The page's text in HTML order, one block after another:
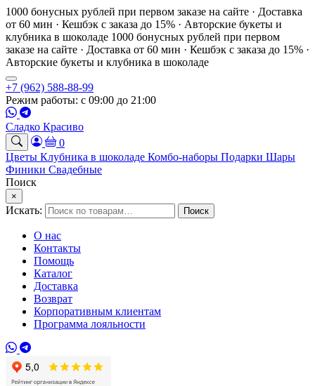
1000 бонусных рублей при первом заказе на сайте · Доставка
от 60 мин · Кешбэк с заказа до 15% · Авторские букеты и
клубника в шоколаде 1000 бонусных рублей при первом
заказе на сайте · Доставка от 60 мин · Кешбэк с заказа до 15% ·
Авторские букеты и клубника в шоколаде
+7 (962) 588-88-99
Режим работы: с 09:00 до 21:00
Сладко Красиво
0
Цветы Клубника в шоколаде Комбо-наборы Подарки Шары
Финики Свадебные
Поиск
×
Искать: Поиск
О нас
Контакты
Помощь
Каталог
Доставка
Возврат
Корпоративным клиентам
Программа лояльности